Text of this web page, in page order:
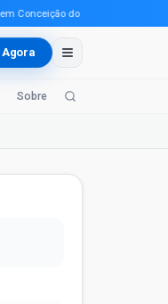
do Araguaia (PA) em
Sobre